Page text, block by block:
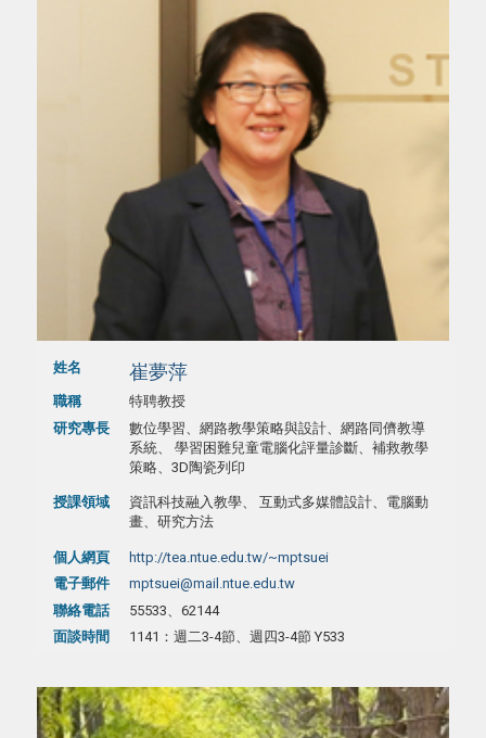
姓名 崔夢萍
職稱
特聘教授
研究專長
數位學習、網路教學策略與設計、網路同儕教導
系統、 學習困難兒童電腦化評量診斷、補救教學
策略、3D陶瓷列印
授課領域
資訊科技融入教學、 互動式多媒體設計、電腦動
畫、研究方法
個人網頁
http://tea.ntue.edu.tw/~mptsuei
電子郵件
mptsuei@mail.ntue.edu.tw
聯絡電話
55533、62144
面談時間
1141：週二3-4節、週四3-4節 Y533